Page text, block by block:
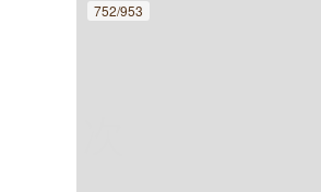
752/953